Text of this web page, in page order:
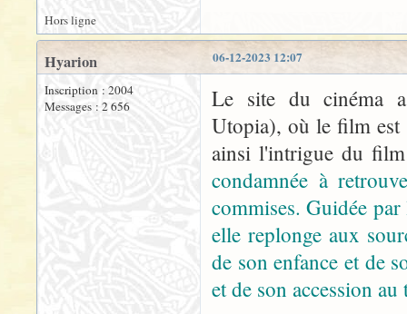
Hors ligne
06-12-2023 12:07
Hyarion
Inscription : 2004
Messages : 2 656
Le site du cinéma
Utopia), où le film est
ainsi l'intrigue du
condamnée à
commises. Guidée
elle replonge aux
de son enfance et de
et de son accession